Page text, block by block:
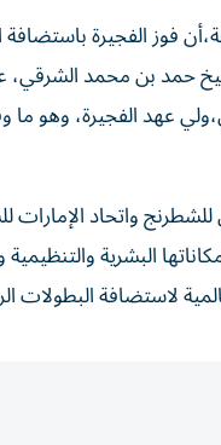
فوز الفجيرة باستضافة
حمد بن محمد
عهد الفجيرة، وهو ما
واتحاد الإمارات
البشرية والتنظيمية
لاستضافة البطولات